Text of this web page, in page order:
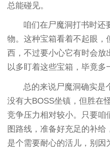
总能碰见。
咱们在尸魔洞打书时还
物。这种宝箱看着不起眼，
西，不过要小心它有时会
以多盯着这些宝箱，毕竟多
总的来说尸魔洞确实是
没有大BOSS坐镇，但胜在
竞争压力相对较小。只要咱
图路线，准备好充足的补
是个需要耐心的活儿，别因